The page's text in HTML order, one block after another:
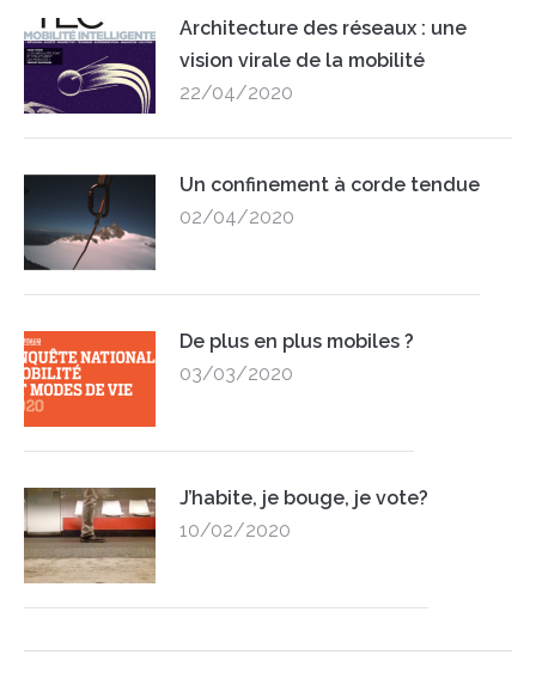
Architecture des réseaux : une
vision virale de la mobilité
22/04/2020
Un confinement à corde tendue
02/04/2020
De plus en plus mobiles ?
03/03/2020
J’habite, je bouge, je vote?
10/02/2020